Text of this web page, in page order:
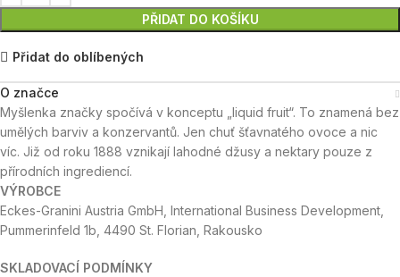
PŘIDAT DO KOŠÍKU
Přidat do oblíbených
O značce
Myšlenka značky spočívá v konceptu „liquid fruit“. To znamená bez
umělých barviv a konzervantů. Jen chuť šťavnatého ovoce a nic
víc. Již od roku 1888 vznikají lahodné džusy a nektary pouze z
přírodních ingrediencí.
VÝROBCE
Eckes-Granini Austria GmbH, International Business Development,
Pummerinfeld 1b, 4490 St. Florian, Rakousko
SKLADOVACÍ PODMÍNKY